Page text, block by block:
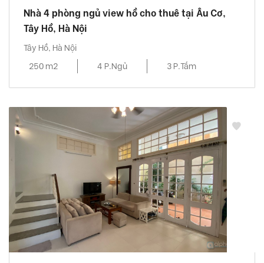
Nhà 4 phòng ngủ view hồ cho thuê tại Âu Cơ,
Tây Hồ, Hà Nội
Tây Hồ, Hà Nội
250 m2
4 P.Ngủ 3 P.Tắm